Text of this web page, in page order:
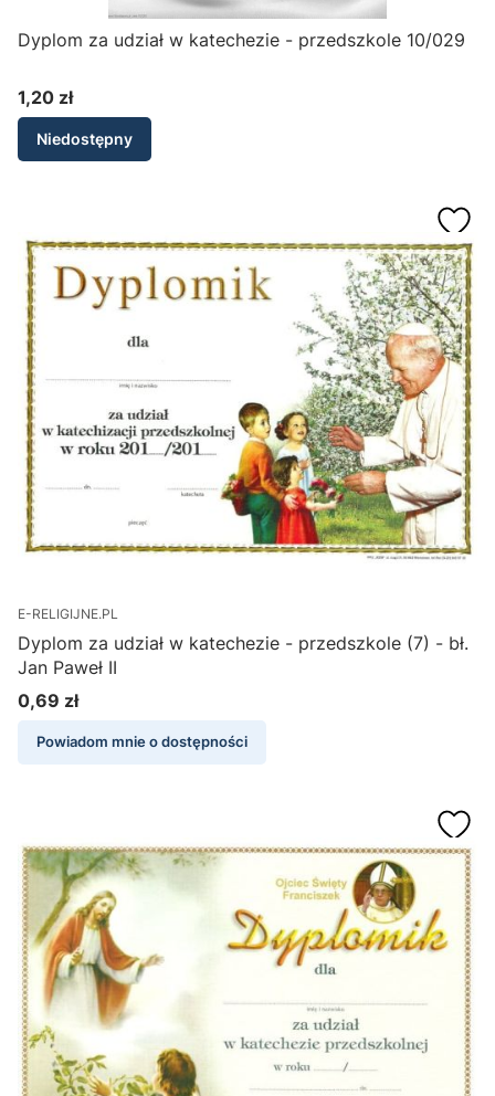
Dyplom za udział w katechezie - przedszkole 10/029
Cena
1,20 zł
Niedostępny
E-RELIGIJNE.PL
Dyplom za udział w katechezie - przedszkole (7) - bł.
Jan Paweł II
Cena
0,69 zł
Powiadom mnie o dostępności